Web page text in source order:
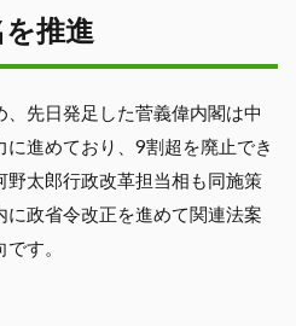
推進
先日発足した菅義偉内閣は中
進めており、9割超を廃止でき
野太郎行政改革担当相も同施策
に政省令改正を進めて関連法案
す。